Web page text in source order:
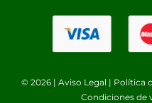
© 2026 | Aviso Legal | Política
Condiciones de